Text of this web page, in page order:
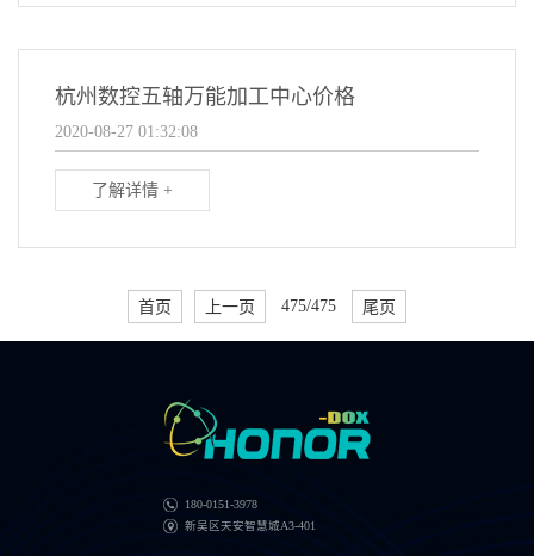
杭州数控五轴万能加工中心价格
2020-08-27 01:32:08
了解详情 +
首页 上一页 475/475 尾页
180-0151-3978
新吴区天安智慧城A3-401